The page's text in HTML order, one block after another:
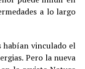
a lo largo
habían vinculado el
Pero la nueva